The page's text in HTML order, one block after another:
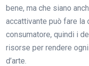
bene, ma che siano
accattivante può fare
consumatore, quindi i
risorse per rendere
d’arte.